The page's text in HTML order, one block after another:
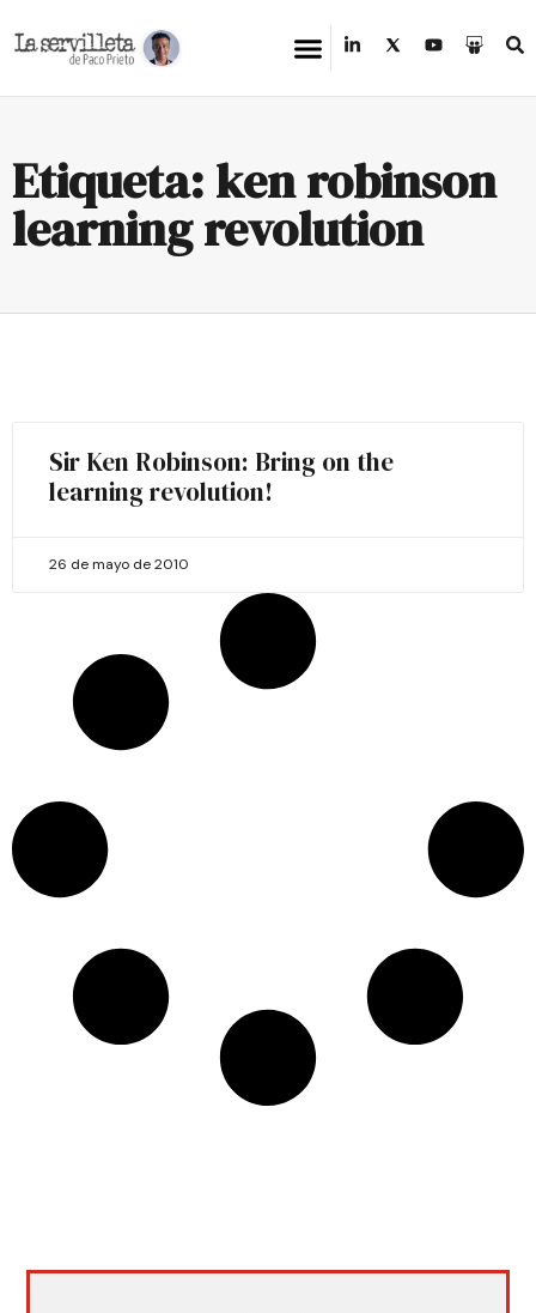
Etiqueta: ken robinson
learning revolution
Sir Ken Robinson: Bring on the
learning revolution!
26 de mayo de 2010